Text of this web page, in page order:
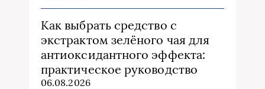
Как выбрать средство с
экстрактом зелёного чая для
антиоксидантного эффекта:
практическое руководство
06.08.2026